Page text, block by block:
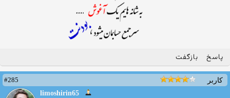
پاسخ بازگفت
کاربر
#285
limoshirin65